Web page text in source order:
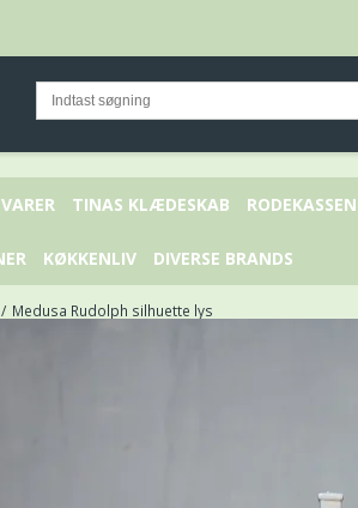
TINAS KLÆDESKAB
KØKKENLIV DIVERSE BRANDS
/ Medusa Rudolph silhuette lys